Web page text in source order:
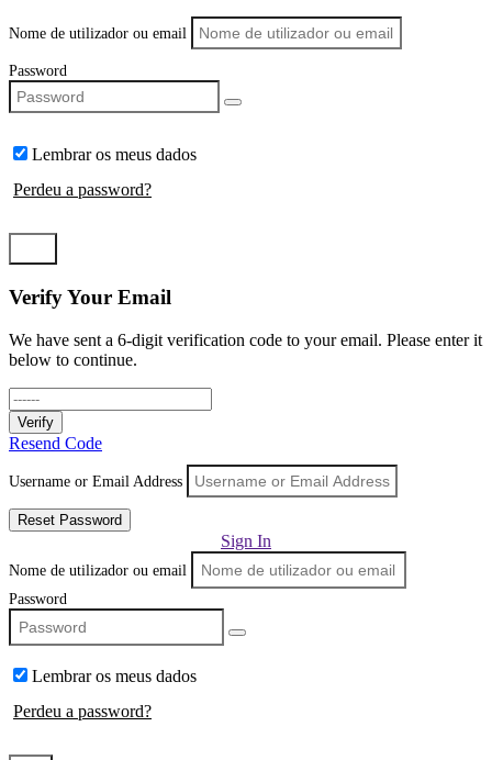
Nome de utilizador ou email
Password
Lembrar os meus dados
Perdeu a password?
Verify Your Email
We have sent a 6-digit verification code to your email. Please enter it
below to continue.
Verify
Resend Code
Username or Email Address
Reset Password
Sign In
Nome de utilizador ou email
Password
Lembrar os meus dados
Perdeu a password?